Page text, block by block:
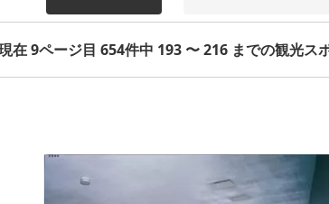
在 9ページ目 654件中 193 〜 216 までの観光ス